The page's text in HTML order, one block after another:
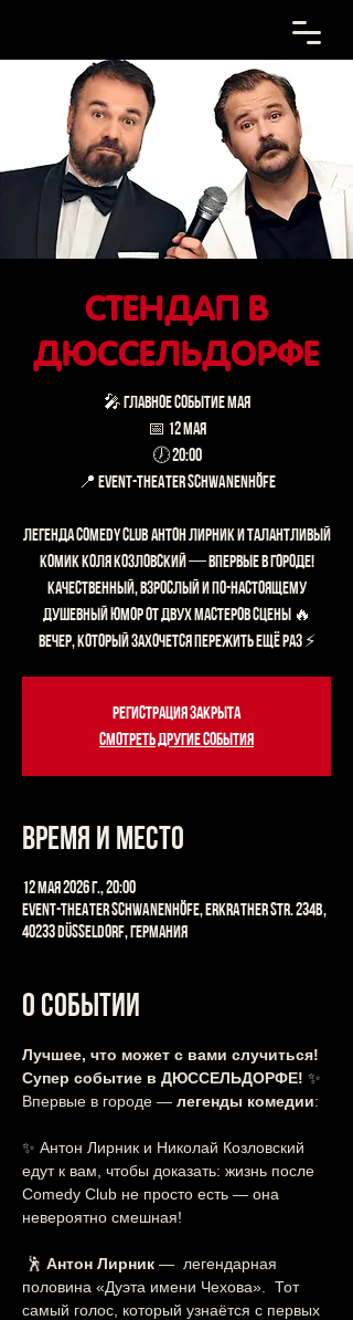
СТЕНДАП В
ДЮССЕЛЬДОРФЕ
🎤 ГЛАВНОЕ СОБЫТИЕ МАЯ
📅 12 мая
🕖 20:00
📍 Event-Theater Schwanenhöfe
Легенда Comedy Club Антон Лирник и талантливый
комик Коля Козловский — впервые в городе!
Качественный, взрослый и по-настоящему
душевный юмор от двух мастеров сцены 🔥
Вечер, который захочется пережить ещё раз ⚡
Регистрация закрыта
Смотреть другие события
Время и место
12 мая 2026 г., 20:00
Event-Theater Schwanenhöfe, Erkrather Str. 234b,
40233 Düsseldorf, Германия
О событии
Лучшее, что может с вами случиться!
Супер событие в ДЮССЕЛЬДОРФЕ! ✨
Впервые в городе — легенды комедии:
✨ Антон Лирник и Николай Козловский
едут к вам, чтобы доказать: жизнь после
Comedy Club не просто есть — она
невероятно смешная!
🕺 Антон Лирник —  легендарная
половина «Дуэта имени Чехова».  Тот
самый голос, который узнаётся с первых